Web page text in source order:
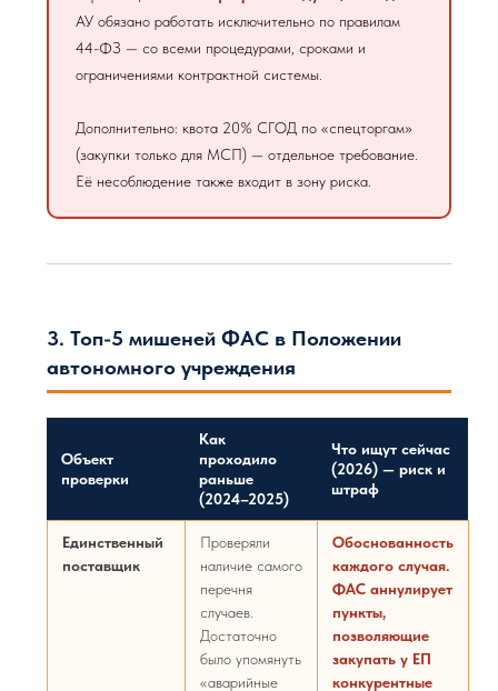
АУ обязано работать исключительно по правилам
44-ФЗ — со всеми процедурами, сроками и
ограничениями контрактной системы.
Дополнительно: квота 20% СГОД по «спецторгам»
(закупки только для МСП) — отдельное требование.
Её несоблюдение также входит в зону риска.
3. Топ-5 мишеней ФАС в Положении
автономного учреждения
Объект
проверки
Как
проходило
раньше
(2024–2025)
Что ищут сейчас
(2026) — риск и
штраф
Единственный
поставщик
Проверяли
наличие самого
перечня
случаев.
Достаточно
было упомянуть
«аварийные
Обоснованность
каждого случая.
ФАС аннулирует
пункты,
позволяющие
закупать у ЕП
конкурентные